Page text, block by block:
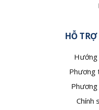
HỖ
Hướng
Phương
Chính